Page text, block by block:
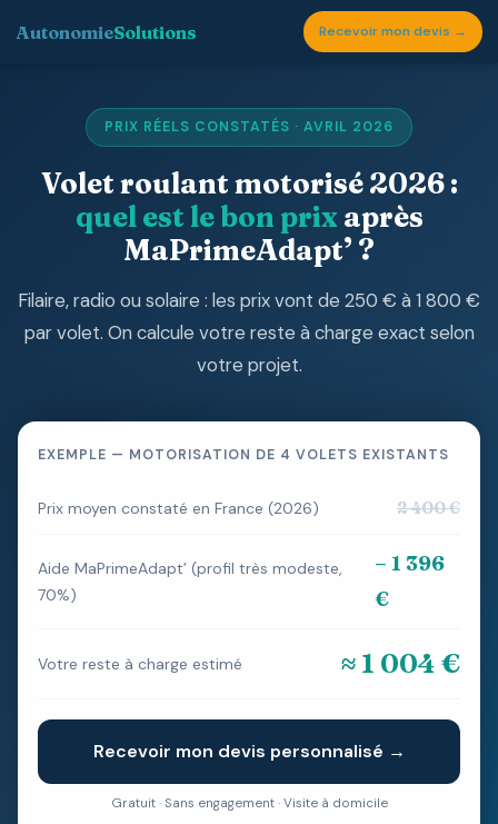
AutonomieSolutions Recevoir mon devis →
PRIX RÉELS CONSTATÉS · AVRIL 2026
Volet roulant motorisé 2026 :
quel est le bon prixaprès
MaPrimeAdapt’ ?
Filaire, radio ou solaire : les prix vont de 250 € à 1 800 €
par volet. On calcule votre reste à charge exact selon
votre projet.
EXEMPLE — MOTORISATION DE 4 VOLETS EXISTANTS
Prix moyen constaté en France (2026) 2 400 €
Aide MaPrimeAdapt’ (profil très modeste,
70%)
– 1 396
€
Votre reste à charge estimé ≈ 1 004 €
Recevoir mon devis personnalisé →
Gratuit · Sans engagement · Visite à domicile